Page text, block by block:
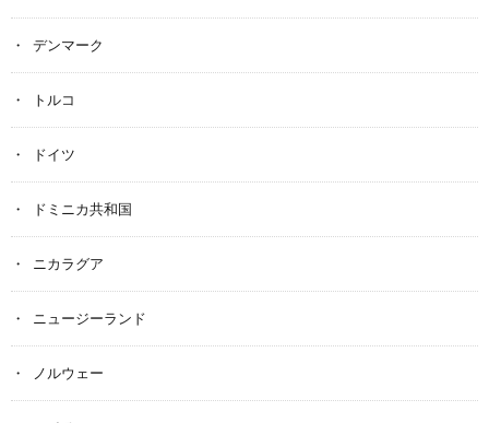
デンマーク
トルコ
ドイツ
ドミニカ共和国
ニカラグア
ニュージーランド
ノルウェー